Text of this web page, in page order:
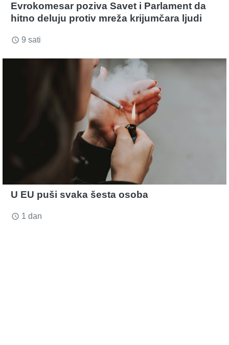
Evrokomesar poziva Savet i Parlament da
hitno deluju protiv mreža krijumčara ljudi
access_time 9 sati
U EU puši svaka šesta osoba
access_time 1 dan